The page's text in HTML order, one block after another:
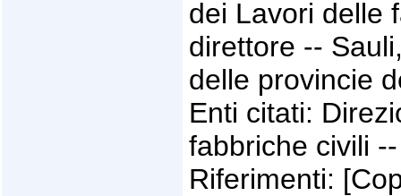
dei Lavori delle
direttore --
delle provincie
Enti citati:
fabbriche civili
Riferimenti: